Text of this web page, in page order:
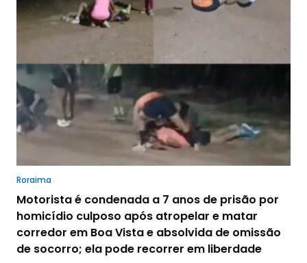
Roraima
Motorista é condenada a 7 anos de prisão por
homicídio culposo após atropelar e matar
corredor em Boa Vista e absolvida de omissão
de socorro; ela pode recorrer em liberdade